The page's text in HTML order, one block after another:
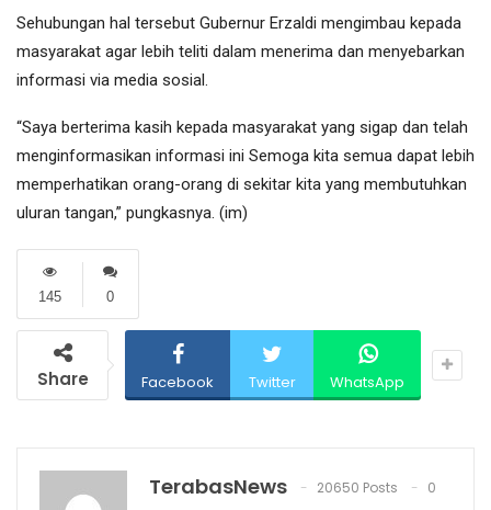
Sehubungan hal tersebut Gubernur Erzaldi mengimbau kepada
masyarakat agar lebih teliti dalam menerima dan menyebarkan
informasi via media sosial.
“Saya berterima kasih kepada masyarakat yang sigap dan telah
menginformasikan informasi ini Semoga kita semua dapat lebih
memperhatikan orang-orang di sekitar kita yang membutuhkan
uluran tangan,” pungkasnya. (im)
0
145
Share Facebook Twitter WhatsApp
TerabasNews 20650 Posts
0